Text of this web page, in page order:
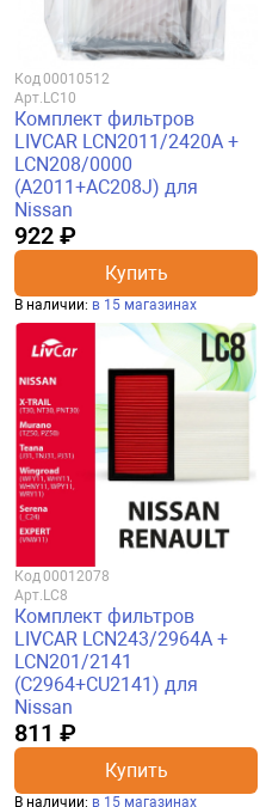
Код00010512
Арт. LC10
Комплект фильтров
LIVCAR LCN2011/2420A +
LCN208/0000
(A2011+AC208J) для
Nissan
922 ₽
Купить
В наличии: в 15 магазинах
Код00012078
Арт. LC8
Комплект фильтров
LIVCAR LCN243/2964A +
LCN201/2141
(C2964+CU2141) для
Nissan
811 ₽
Купить
В наличии: в 15 магазинах